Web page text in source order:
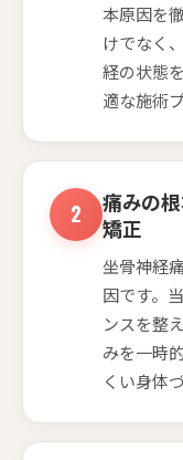
本原因を
けでなく
経の状態
適な施術
痛みの
矯正
坐骨神経
因です。
ンスを整
みを一時
くい身体